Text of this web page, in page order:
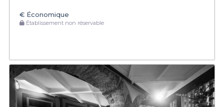
€ Économique
Établissement non réservable